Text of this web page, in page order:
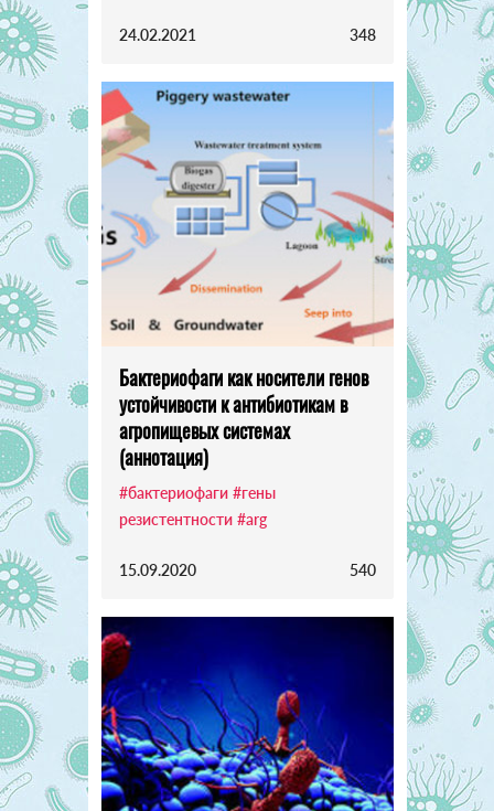
24.02.2021 348
Бактериофаги как носители генов
устойчивости к антибиотикам в
агропищевых системах
(аннотация)
#бактериофаги #гены
резистентности #arg
15.09.2020 540